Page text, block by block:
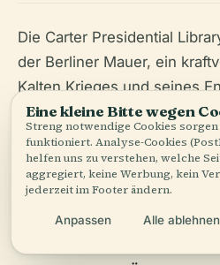
Die Carter Presidential
der Berliner Mauer, ein
Kalten Krieges und seines
der Mauer dient als
von Diplomatie und dem
FAQ
Eine kleine Bitte wegen
Streng notwendige Cookies
funktioniert. Analyse-Cookies
helfen uns zu verstehen, welche
aggregiert, keine Werbung, kein
jederzeit im Footer ändern.
Anpassen Alle ablehnen